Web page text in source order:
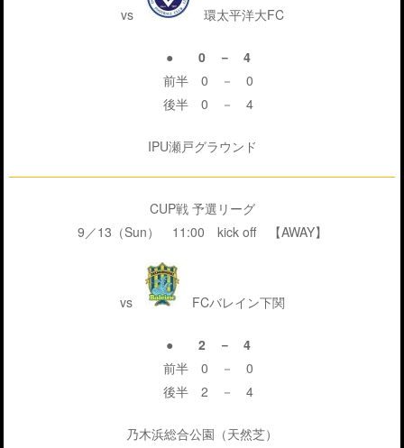
vs 環太平洋大FC
● 0 － 4
前半 0 － 0
後半 0 － 4
IPU瀬戸グラウンド
CUP戦 予選リーグ
9／13（Sun） 11:00 kick off 【AWAY】
vs FCバレイン下関
● 2 － 4
前半 0 － 0
後半 2 － 4
乃木浜総合公園（天然芝）